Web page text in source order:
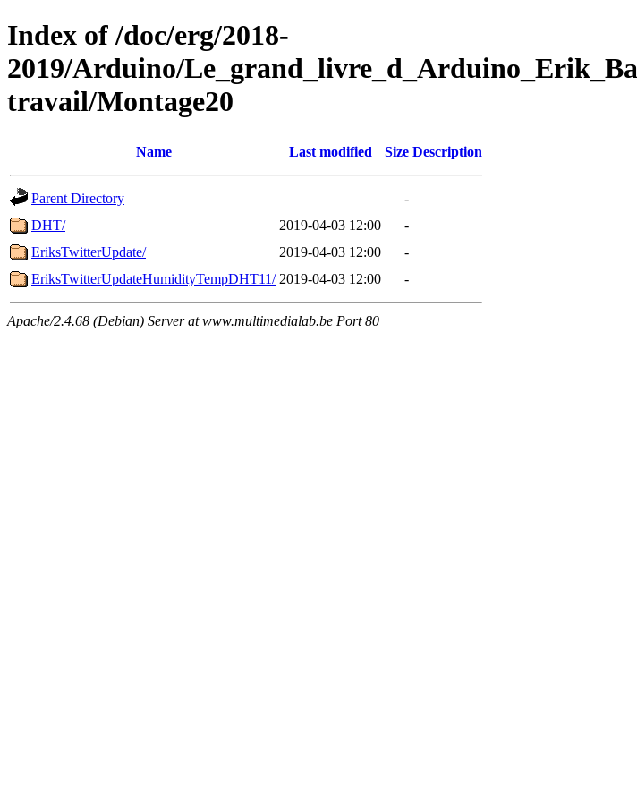
Index of /doc/erg/2018-
2019/Arduino/
travail/Montage20
Name Last modified Size Description
Parent Directory
-
DHT/
2019-04-03 12:00
-
EriksTwitterUpdate/
2019-04-03 12:00
-
EriksTwitterUpdateHumidityTempDHT11/ 2019-04-03 12:00 -
Apache/2.4.68 (Debian) Server at www.multimedialab.be Port 80